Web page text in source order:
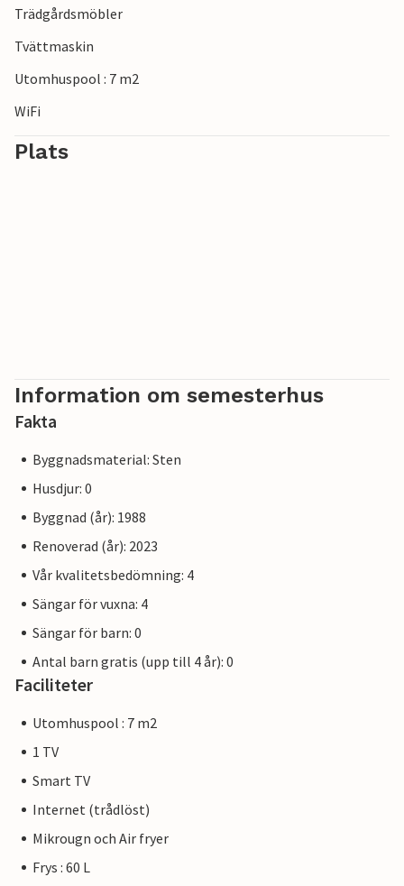
Trädgårdsmöbler
Tvättmaskin
Utomhuspool : 7 m2
WiFi
Plats
Information om semesterhus
Fakta
Byggnadsmaterial: Sten
Husdjur: 0
Byggnad (år): 1988
Renoverad (år): 2023
Vår kvalitetsbedömning: 4
Sängar för vuxna: 4
Sängar för barn: 0
Antal barn gratis (upp till 4 år): 0
Faciliteter
Utomhuspool : 7 m2
1 TV
Smart TV
Internet (trådlöst)
Mikrougn och Air fryer
Frys : 60 L